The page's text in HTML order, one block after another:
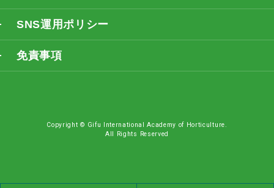
SNS運用ポリシー
免責事項
Copyright © Gifu International Academy of Horticulture.
All Rights Reserved